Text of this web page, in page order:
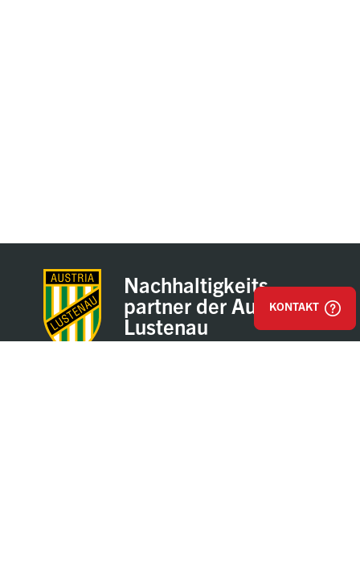
Nachhaltigkeits-
partner der Austria
Lustenau
KONTAKT